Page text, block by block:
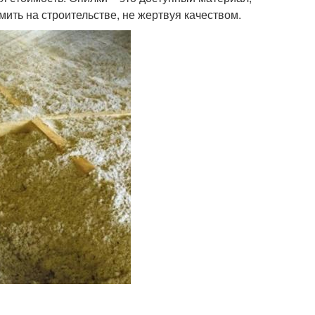
на строительстве, не жертвуя качеством.